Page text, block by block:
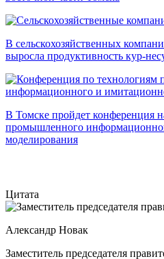
В сельскохозяйственных
выросла продуктивность кур-
В Томске пройдет конференция
промышленного
моделирования
Цитата
Александр Новак
Заместитель председателя